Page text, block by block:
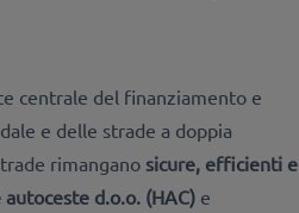
centrale del finanziamento e
e delle strade a doppia
rimangano sicure, efficienti e
autoceste d.o.o. (HAC)e